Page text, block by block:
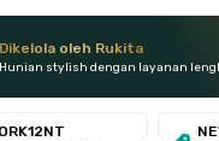
Dikelola oleh Rukita
Hunian stylish dengan layanan